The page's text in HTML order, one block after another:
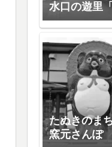
水口の遊里
たぬきのま
窯元さんぽ